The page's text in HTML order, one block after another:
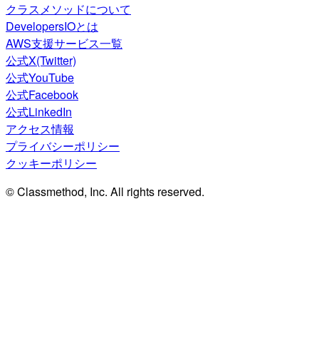
クラスメソッドについて
DevelopersIOとは
AWS支援サービス一覧
公式X(Twitter)
公式YouTube
公式Facebook
公式LinkedIn
アクセス情報
プライバシーポリシー
クッキーポリシー
© Classmethod, Inc. All rights reserved.